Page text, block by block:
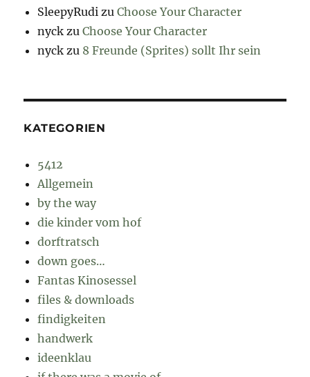
SleepyRudi zuChoose Your Character
nyck zuChoose Your Character
nyck zu 8 Freunde (Sprites) sollt Ihr sein
KATEGORIEN
5412
Allgemein
by the way
die kinder vom hof
dorftratsch
down goes…
Fantas Kinosessel
files & downloads
findigkeiten
handwerk
ideenklau